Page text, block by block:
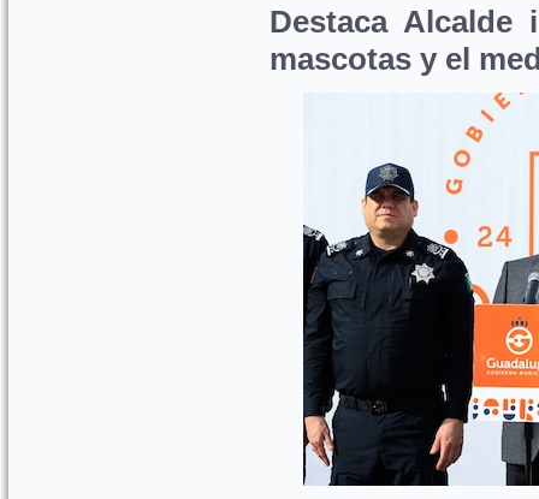
Destaca Alcalde
mascotas y el